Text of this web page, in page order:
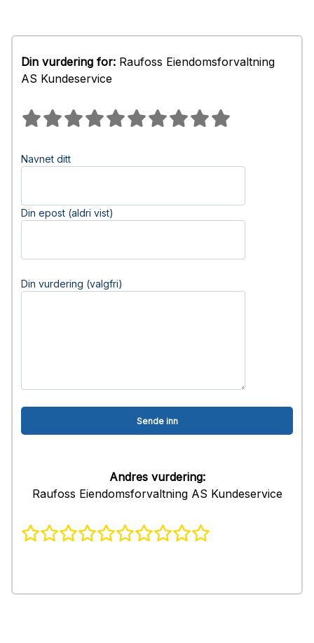
Din vurdering for: Raufoss Eiendomsforvaltning
AS Kundeservice
Navnet ditt
Din epost (aldri vist)
Din vurdering (valgfri)
Andres vurdering:
Raufoss Eiendomsforvaltning AS Kundeservice